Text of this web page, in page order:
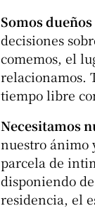
Somos
decisiones
comemos, el
relacionamos.
tiempo libre
Necesitamos
nuestro ánimo
parcela de
disponiendo
residencia, el